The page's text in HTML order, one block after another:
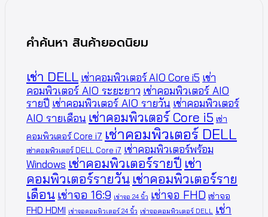
คำค้นหา สินค้ายอดนิยม
เช่า DELL เช่าคอมพิวเตอร์ AIO Core i5 เช่า
คอมพิวเตอร์ AIO ระยะยาว เช่าคอมพิวเตอร์ AIO
รายปี เช่าคอมพิวเตอร์ AIO รายวัน เช่าคอมพิวเตอร์
AIO รายเดือน เช่าคอมพิวเตอร์ Core i5 เช่า
คอมพิวเตอร์ Core i7 เช่าคอมพิวเตอร์ DELL
เช่าคอมพิวเตอร์ DELL Core i7 เช่าคอมพิวเตอร์พร้อม
Windows เช่าคอมพิวเตอร์รายปี เช่า
คอมพิวเตอร์รายวัน เช่าคอมพิวเตอร์ราย
เดือน เช่าจอ 16:9 เช่าจอ 24 นิ้ว เช่าจอ FHD เช่าจอ
FHD HDMI เช่าจอคอมพิวเตอร์ 24 นิ้ว เช่าจอคอมพิวเตอร์ DELL เช่า